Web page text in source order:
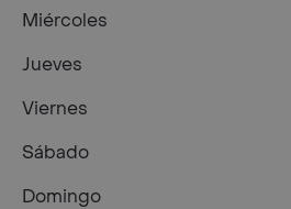
Miércoles
Jueves
Viernes
Sábado
Domingo